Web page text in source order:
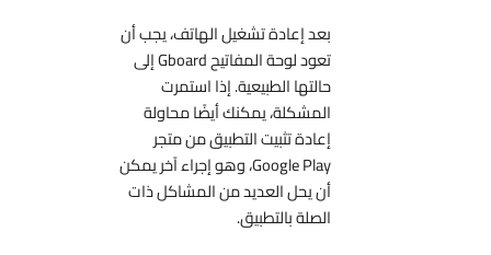
بعد إعادة تشغيل الهاتف، يجب أن
تعود لوحة المفاتيح Gboard إلى
حالتها الطبيعية. إذا استمرت
المشكلة، يمكنك أيضًا محاولة
إعادة تثبيت التطبيق من متجر
Google Play، وهو إجراء آخر يمكن
أن يحل العديد من المشاكل ذات
الصلة بالتطبيق.